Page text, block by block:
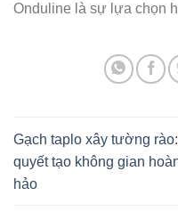
Onduline là sự lựa chọn
Gạch taplo xây tường
quyết tạo không gian
hảo